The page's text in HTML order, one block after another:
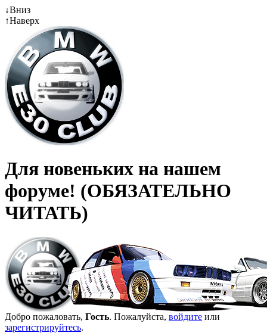
↓Вниз
↑Наверх
Для новеньких на нашем
форуме! (ОБЯЗАТЕЛЬНО
ЧИТАТЬ)
Добро пожаловать, Гость. Пожалуйста, войдите или
зарегистрируйтесь.